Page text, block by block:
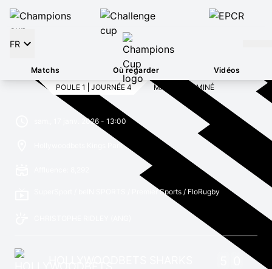
FR
Matchs Où regarder
Vidéos
POULE 1
JOURNÉE 4 MATCH TERMINÉ
sam., 17 janv. 2026 - 13:00
Hollywoodbets Kings Park
SuperSport / beIN SPORTS / Premier Sports / FloRugby